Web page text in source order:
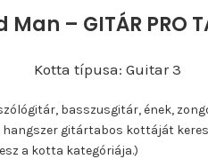
– GITÁR PRO
Kotta típusa: Guitar 3
basszusgitár, ének,
hangszer gitártabos kottáját
a kotta kategóriája.)